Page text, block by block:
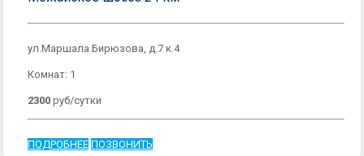
ул.Маршала Бирюзова, д.7 к.4
Комнат: 1
2300 руб/сутки
ПОДРОБНЕЕ ПОЗВОНИТЬ